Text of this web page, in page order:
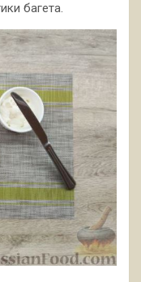
багета.